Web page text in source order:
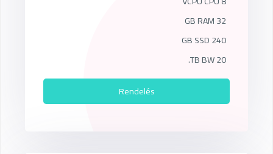
32 GB RAM
240 GB SSD
20 TB BW.
Rendelés